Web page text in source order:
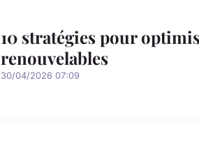
10 stratégies pour
renouvelables
30/04/2026 07:09